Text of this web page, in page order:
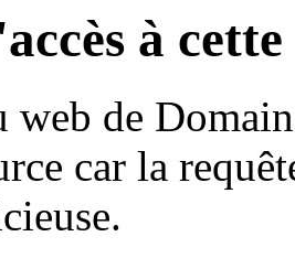
à
web de
car la